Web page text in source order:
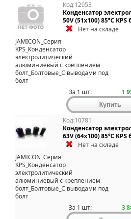
Код:12953
Конденсатор
50V (51x100) 85°C KPS
Нет на складе
JAMICON_Серия
KPS_Конденсатор
электролитический
алюминиевый с креплением
болт_Болтовые_С выводами под
болт
За 1 шт:
1
Код:10781
Конденсатор
63V (64x100) 85°C KPS
Нет на складе
JAMICON_Серия
KPS_Конденсатор
электролитический
алюминиевый с креплением
болт_Болтовые_С выводами под
болт
За 1 шт:
3